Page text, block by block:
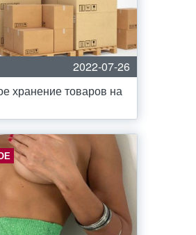
2022-07-26
хранение товаров на